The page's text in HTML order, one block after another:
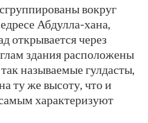
вокруг
Абдулла-хана,
открывается через
здания расположены
называемые гулдасты,
ту же высоту, что и
характеризуют